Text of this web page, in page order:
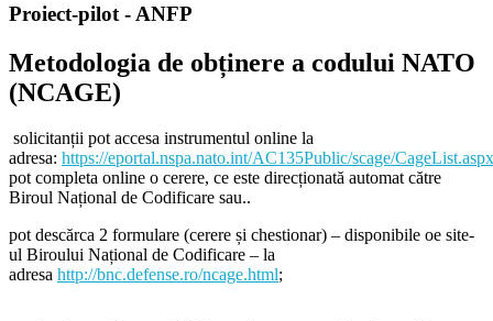
Proiect-pilot - ANFP
Metodologia de obținere a codului NATO
(NCAGE)
solicitanții pot accesa instrumentul online la
adresa: https://eportal.nspa.nato.int/AC135Public/scage/CageList.aspx
pot completa online o cerere, ce este direcționată automat către
Biroul Național de Codificare sau..
pot descărca 2 formulare (cerere și chestionar) – disponibile oe site-
ul Biroului Național de Codificare – la
adresa http://bnc.defense.ro/ncage.html;